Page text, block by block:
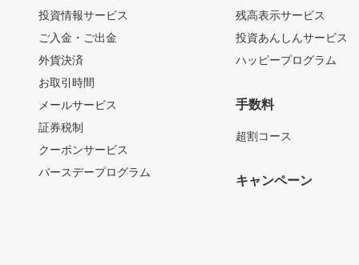
投資情報サービス
ご入金・ご出金
外貨決済
お取引時間
メールサービス
証券税制
クーポンサービス
バースデープログラム
残高表示サービス
投資あんしんサービス
ハッピープログラム
手数料
超割コース
キャンペーン